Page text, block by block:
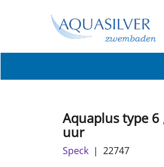
Aquaplus type
uur
Speck
22747